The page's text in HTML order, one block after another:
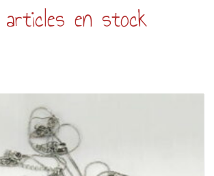
en stock